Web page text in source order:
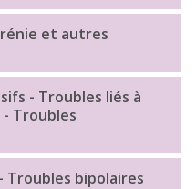
et autres
- Troubles liés à
Troubles
Troubles bipolaires